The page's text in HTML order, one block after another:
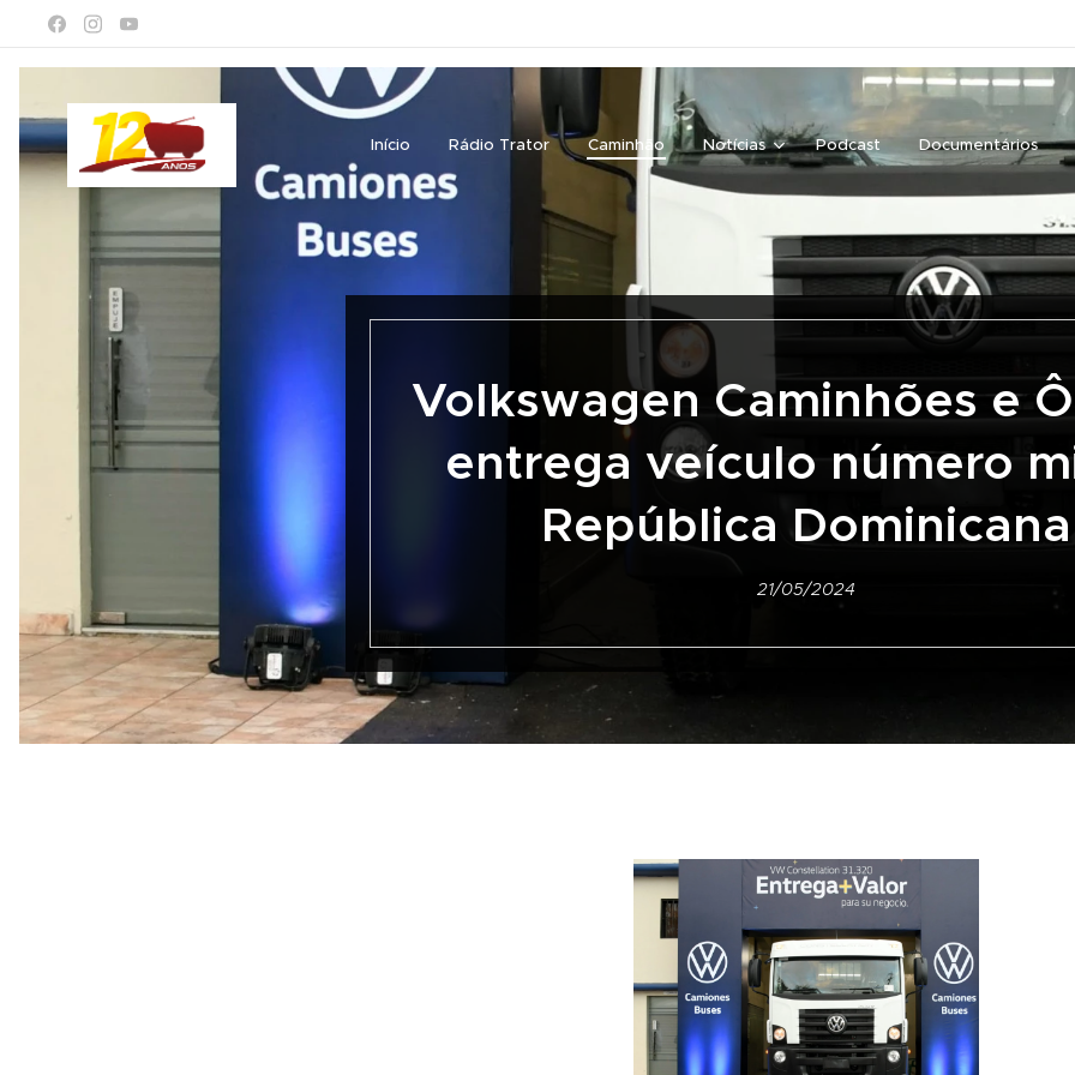
Início Rádio Trator Caminhão Notícias Podcast Documentários
Volkswagen Caminhões e
entrega veículo número
República Dominicana
21/05/2024